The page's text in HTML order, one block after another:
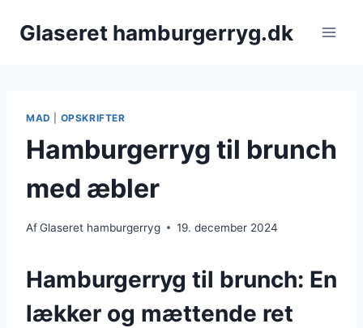
Glaseret hamburgerryg.dk
MAD OPSKRIFTER
Hamburgerryg til brunch
med æbler
AfGlaseret hamburgerryg 19. december 2024
Hamburgerryg til brunch: En
lækker og mættende ret